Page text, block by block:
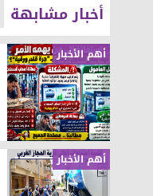
أخبار مشابهة
أهم الأخبار
أهم الأخبار